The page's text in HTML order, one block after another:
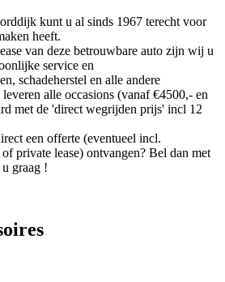
kunt u al sinds 1967 terecht voor
heeft.
van deze betrouwbare auto zijn wij u
service en
schadeherstel en alle andere
alle occasions (vanaf €4500,- en
met de 'direct wegrijden prijs' incl 12
een offerte (eventueel incl.
private lease) ontvangen? Bel dan met
graag !